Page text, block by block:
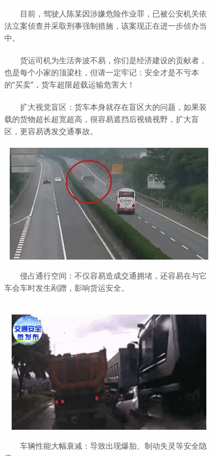
目前，驾驶人陈某因涉嫌危险作业罪，已被公安机关依
法立案侦查并采取刑事强制措施，该案现正在进一步侦办当
中。
货运司机为生活奔波不易，你们是经济建设的贡献者，
也是每个小家的顶梁柱，但请一定牢记：安全才是不亏本
的“买卖”，货车超限超载运输危害大！
扩大视觉盲区：货车本身就存在盲区大的问题，如果装
载的货物超长超宽超高，很容易遮挡后视镜视野，扩大盲
区，更容易诱发交通事故。
侵占通行空间：不仅容易造成交通拥堵，还容易在与它
车会车时发生剐蹭，影响货运安全。
车辆性能大幅衰减：导致出现爆胎、制动失灵等安全隐